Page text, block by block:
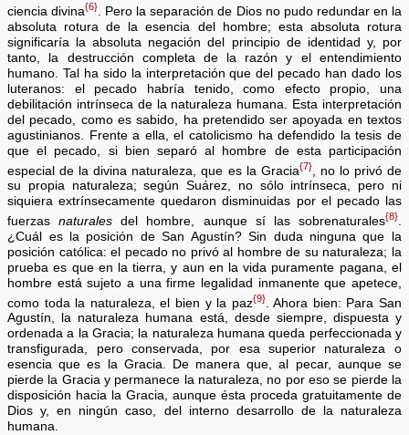
ciencia divina{6}
. Pero la separación de Dios no pudo redundar en la
absoluta rotura de la esencia del hombre; esta absoluta rotura
significaría la absoluta negación del principio de identidad y, por
tanto, la destrucción completa de la razón y el entendimiento
humano. Tal ha sido la interpretación que del pecado han dado los
luteranos: el pecado habría tenido, como efecto propio, una
debilitación intrínseca de la naturaleza humana. Esta interpretación
del pecado, como es sabido, ha pretendido ser apoyada en textos
agustinianos. Frente a ella, el catolicismo ha defendido la tesis de
que el pecado, si bien separó al hombre de esta participación
especial de la divina naturaleza, que es la Gracia{7}, no lo privó de
su propia naturaleza; según Suárez, no sólo intrínseca, pero ni
siquiera extrínsecamente quedaron disminuidas por el pecado las
fuerzasnaturales del hombre, aunque sí las sobrenaturales{8}.
¿Cuál es la posición de San Agustín? Sin duda ninguna que la
posición católica: el pecado no privó al hombre de su naturaleza; la
prueba es que en la tierra, y aun en la vida puramente pagana, el
hombre está sujeto a una firme legalidad inmanente que apetece,
como toda la naturaleza, el bien y la paz{9}. Ahora bien: Para San
Agustín, la naturaleza humana está, desde siempre, dispuesta y
ordenada a la Gracia; la naturaleza humana queda perfeccionada y
transfigurada, pero conservada, por esa superior naturaleza o
esencia que es la Gracia. De manera que, al pecar, aunque se
pierde la Gracia y permanece la naturaleza, no por eso se pierde la
disposición hacia la Gracia, aunque ésta proceda gratuitamente de
Dios y, en ningún caso, del interno desarrollo de la naturaleza
humana.